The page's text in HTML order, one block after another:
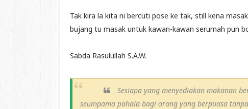
Tak kira la kita ni bercuti pose ke tak, still kena
bujang tu masak untuk kawan-kawan serumah pun
Sabda Rasulullah S.A.W.
Sesiapa yang menyediakan makanan
seumpama pahala bagi orang yang berpuasa